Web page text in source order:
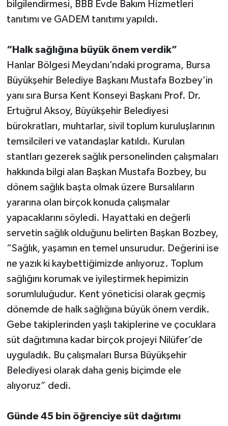
bilgilendirmesi, BBB Evde Bakım Hizmetleri
tanıtımı ve GADEM tanıtımı yapıldı.
“Halk sağlığına büyük önem verdik”
Hanlar Bölgesi Meydanı’ndaki programa, Bursa
Büyükşehir Belediye Başkanı Mustafa Bozbey’in
yanı sıra Bursa Kent Konseyi Başkanı Prof. Dr.
Ertuğrul Aksoy, Büyükşehir Belediyesi
bürokratları, muhtarlar, sivil toplum kuruluşlarının
temsilcileri ve vatandaşlar katıldı. Kurulan
stantları gezerek sağlık personelinden çalışmaları
hakkında bilgi alan Başkan Mustafa Bozbey, bu
dönem sağlık başta olmak üzere Bursalıların
yararına olan birçok konuda çalışmalar
yapacaklarını söyledi. Hayattaki en değerli
servetin sağlık olduğunu belirten Başkan Bozbey,
“Sağlık, yaşamın en temel unsurudur. Değerini ise
ne yazık ki kaybettiğimizde anlıyoruz. Toplum
sağlığını korumak ve iyileştirmek hepimizin
sorumluluğudur. Kent yöneticisi olarak geçmiş
dönemde de halk sağlığına büyük önem verdik.
Gebe takiplerinden yaşlı takiplerine ve çocuklara
süt dağıtımına kadar birçok projeyi Nilüfer’de
uyguladık. Bu çalışmaları Bursa Büyükşehir
Belediyesi olarak daha geniş biçimde ele
alıyoruz” dedi.
Günde 45 bin öğrenciye süt dağıtımı